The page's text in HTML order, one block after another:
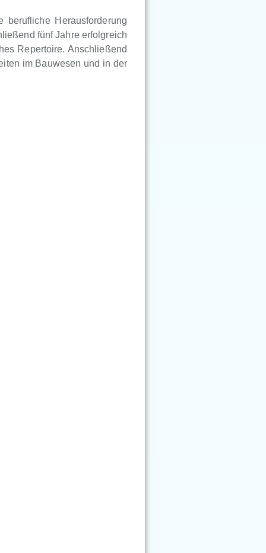
Herausforderung
fünf Jahre erfolgreich
Repertoire. Anschließend
im Bauwesen und in der